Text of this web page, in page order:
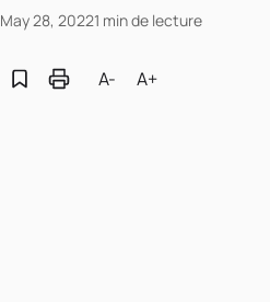
May 28, 20221 min de lecture
A- A+